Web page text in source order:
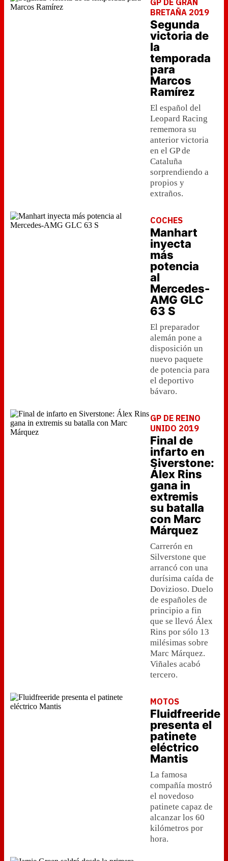
GP DE GRAN
BRETAÑA 2019
Segunda
victoria de
la
temporada
para
Marcos
Ramírez
El español del
Leopard Racing
rememora su
anterior victoria
en el GP de
Cataluña
sorprendiendo a
propios y
extraños.
COCHES
Manhart
inyecta
más
potencia
al
Mercedes-
AMG GLC
63 S
El preparador
alemán pone a
disposición un
nuevo paquete
de potencia para
el deportivo
bávaro.
GP DE REINO
UNIDO 2019
Final de
infarto en
Siverstone:
Álex Rins
gana in
extremis
su batalla
con Marc
Márquez
Carrerón en
Silverstone que
arrancó con una
durísima caída de
Dovizioso. Duelo
de españoles de
principio a fin
que se llevó Álex
Rins por sólo 13
milésimas sobre
Marc Márquez.
Viñales acabó
tercero.
MOTOS
Fluidfreeride
presenta el
patinete
eléctrico
Mantis
La famosa
compañía mostró
el novedoso
patinete capaz de
alcanzar los 60
kilómetros por
hora.